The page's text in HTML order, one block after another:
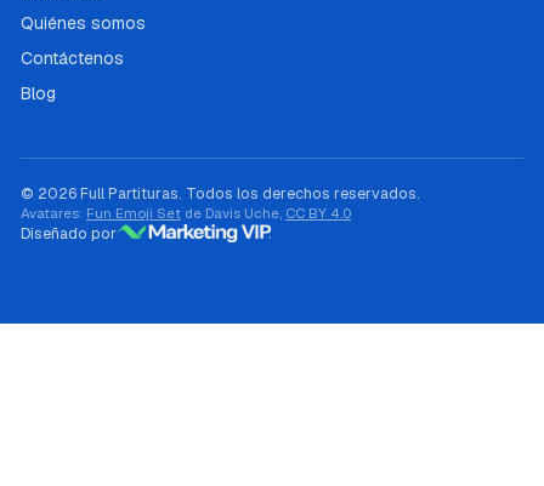
Quiénes somos
Contáctenos
Blog
© 2026 Full Partituras. Todos los derechos reservados.
Avatares: Fun Emoji Set de Davis Uche, CC BY 4.0
Diseñado por